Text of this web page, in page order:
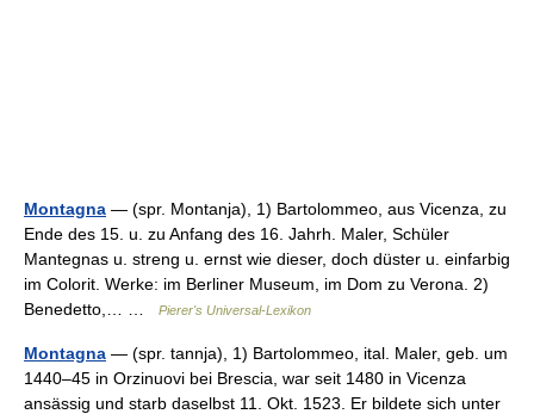
Montagna — (spr. Montanja), 1) Bartolommeo, aus Vicenza, zu
Ende des 15. u. zu Anfang des 16. Jahrh. Maler, Schüler
Mantegnas u. streng u. ernst wie dieser, doch düster u. einfarbig
im Colorit. Werke: im Berliner Museum, im Dom zu Verona. 2)
Benedetto,… …
Pierer's Universal-Lexikon
Montagna — (spr. tannja), 1) Bartolommeo, ital. Maler, geb. um
1440–45 in Orzinuovi bei Brescia, war seit 1480 in Vicenza
ansässig und starb daselbst 11. Okt. 1523. Er bildete sich unter